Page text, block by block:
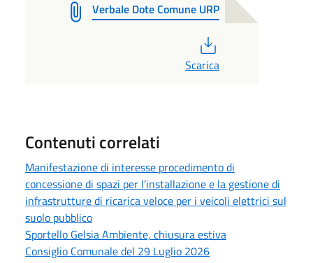
Verbale Dote Comune URP
Scarica
Contenuti correlati
Manifestazione di interesse procedimento di
concessione di spazi per l’installazione e la gestione di
infrastrutture di ricarica veloce per i veicoli elettrici sul
suolo pubblico
Sportello Gelsia Ambiente, chiusura estiva
Consiglio Comunale del 29 Luglio 2026